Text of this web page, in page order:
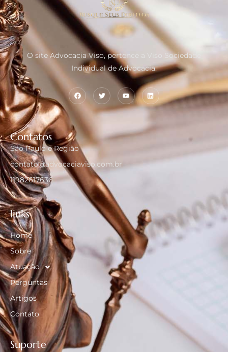
O site Advocacia Viso, pertence a Viso Sociedade
Individual de Advocacia.
Contatos
São Paulo e Região
contato@advocaciaviso.com.br
11982617636
links
Home
Sobre
Atuação
Perguntas
Artigos
Contato
Suporte